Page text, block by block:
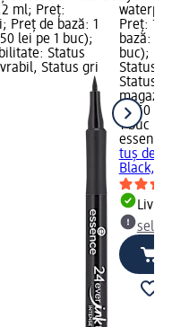
ml; Preț:
Preț de bază: 1
lei pe 1 buc);
Status
Status gri
Preț:
bază: 1
buc);
Status
Status
14,50 lei
1 buc
essence
tuș de
Black, 3